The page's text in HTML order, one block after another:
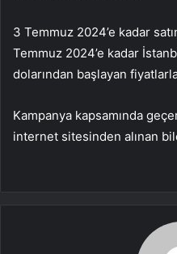
3 Temmuz 2024’e kadar
Temmuz 2024’e kadar
dolarından başlayan
Kampanya kapsamında
internet sitesinden alınan